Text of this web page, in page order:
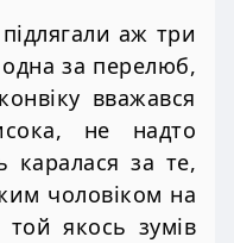
аж три
за перелюб,
вважався
не надто
каралася за те,
чоловіком на
той якось зумів